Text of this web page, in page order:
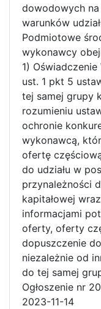
dowodowych na
warunków
Podmiotowe
wykonawcy
1)
ust. 1 pkt 5
tej samej grupy
rozumieniu
ochronie
wykonawcą,
ofertę
do udziału w
przynależności
kapitałowej
informacjami
oferty, oferty
dopuszczenie
niezależnie od
do tej samej
Ogłoszenie nr
2023-11-14